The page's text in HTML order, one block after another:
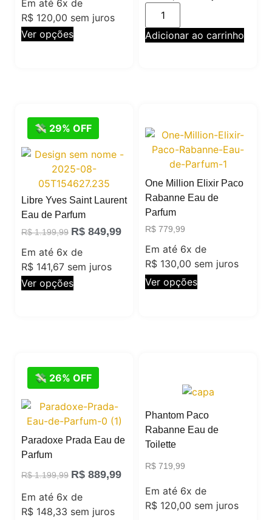
Em até 6x de
R$ 120,00 sem juros
Ver opções
Adicionar ao carrinho
💸 29% OFF
Libre Yves Saint Laurent
Eau de Parfum
R$1.199,99 R$ 849,99
Em até 6x de
R$ 141,67 sem juros
Ver opções
One Million Elixir Paco
Rabanne Eau de
Parfum
R$ 779,99
Em até 6x de
R$ 130,00 sem juros
Ver opções
💸 26% OFF
Paradoxe Prada Eau de
Parfum
R$1.199,99 R$ 889,99
Em até 6x de
R$ 148,33 sem juros
Phantom Paco
Rabanne Eau de
Toilette
R$ 719,99
Em até 6x de
R$ 120,00 sem juros